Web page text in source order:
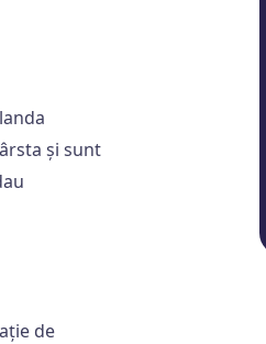
și sunt
de